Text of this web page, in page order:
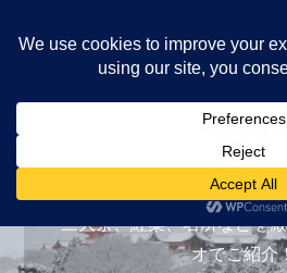
EVAAH!
おすすめ/
三大祭、紅葉、名所などを
オでご紹介